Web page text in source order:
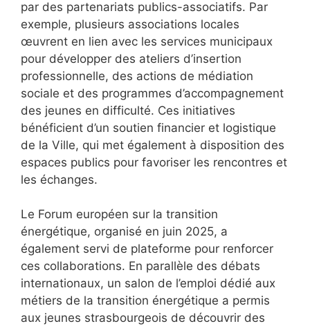
par des partenariats publics-associatifs. Par
exemple, plusieurs associations locales
œuvrent en lien avec les services municipaux
pour développer des ateliers d’insertion
professionnelle, des actions de médiation
sociale et des programmes d’accompagnement
des jeunes en difficulté. Ces initiatives
bénéficient d’un soutien financier et logistique
de la Ville, qui met également à disposition des
espaces publics pour favoriser les rencontres et
les échanges.
Le Forum européen sur la transition
énergétique, organisé en juin 2025, a
également servi de plateforme pour renforcer
ces collaborations. En parallèle des débats
internationaux, un salon de l’emploi dédié aux
métiers de la transition énergétique a permis
aux jeunes strasbourgeois de découvrir des